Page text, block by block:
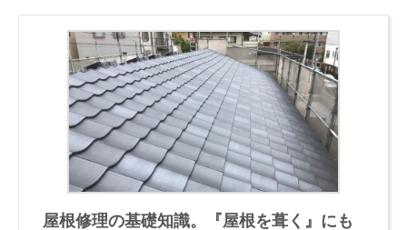
屋根修理の基礎知識。『屋根を葺く』にも